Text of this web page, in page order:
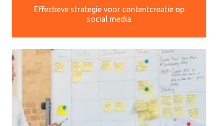
Effectieve strategie voor contentcreatie op
social media